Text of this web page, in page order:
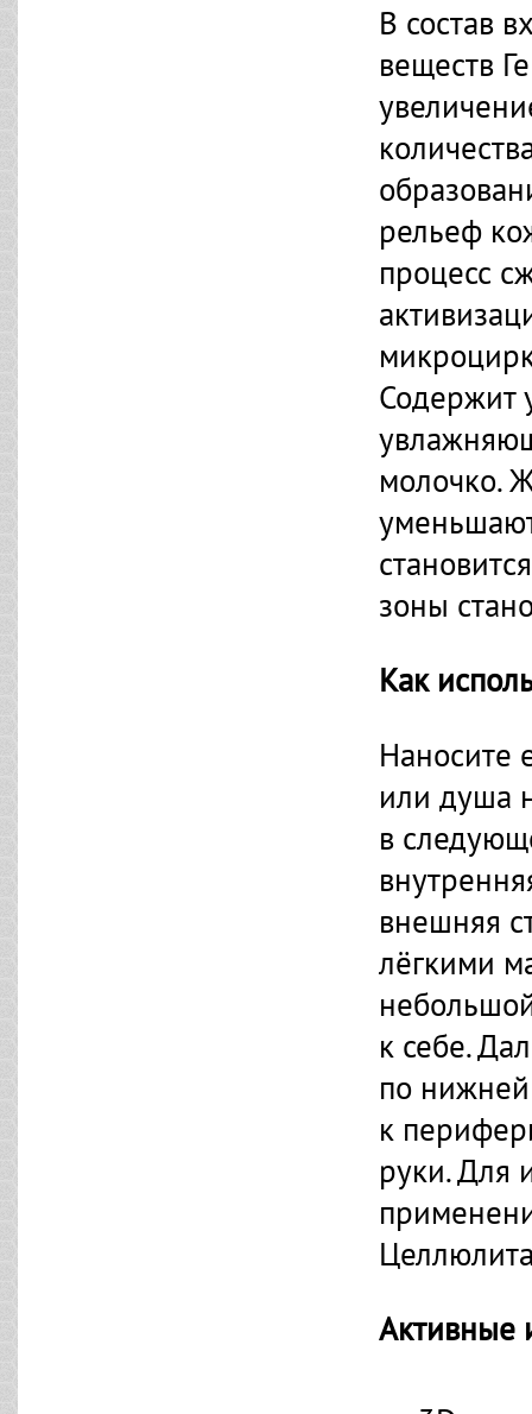
В состав
веществ
рельеф
процесс
Содержит
молочко.
зоны
Как
Наносите
или душа
в
внешняя
лёгкими
к себе.
по
к
руки. Для
Активные